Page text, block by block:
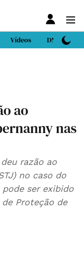
Vídeos DN Sport
ao
nas
razão ao
no caso do
pode ser exibido
Proteção de